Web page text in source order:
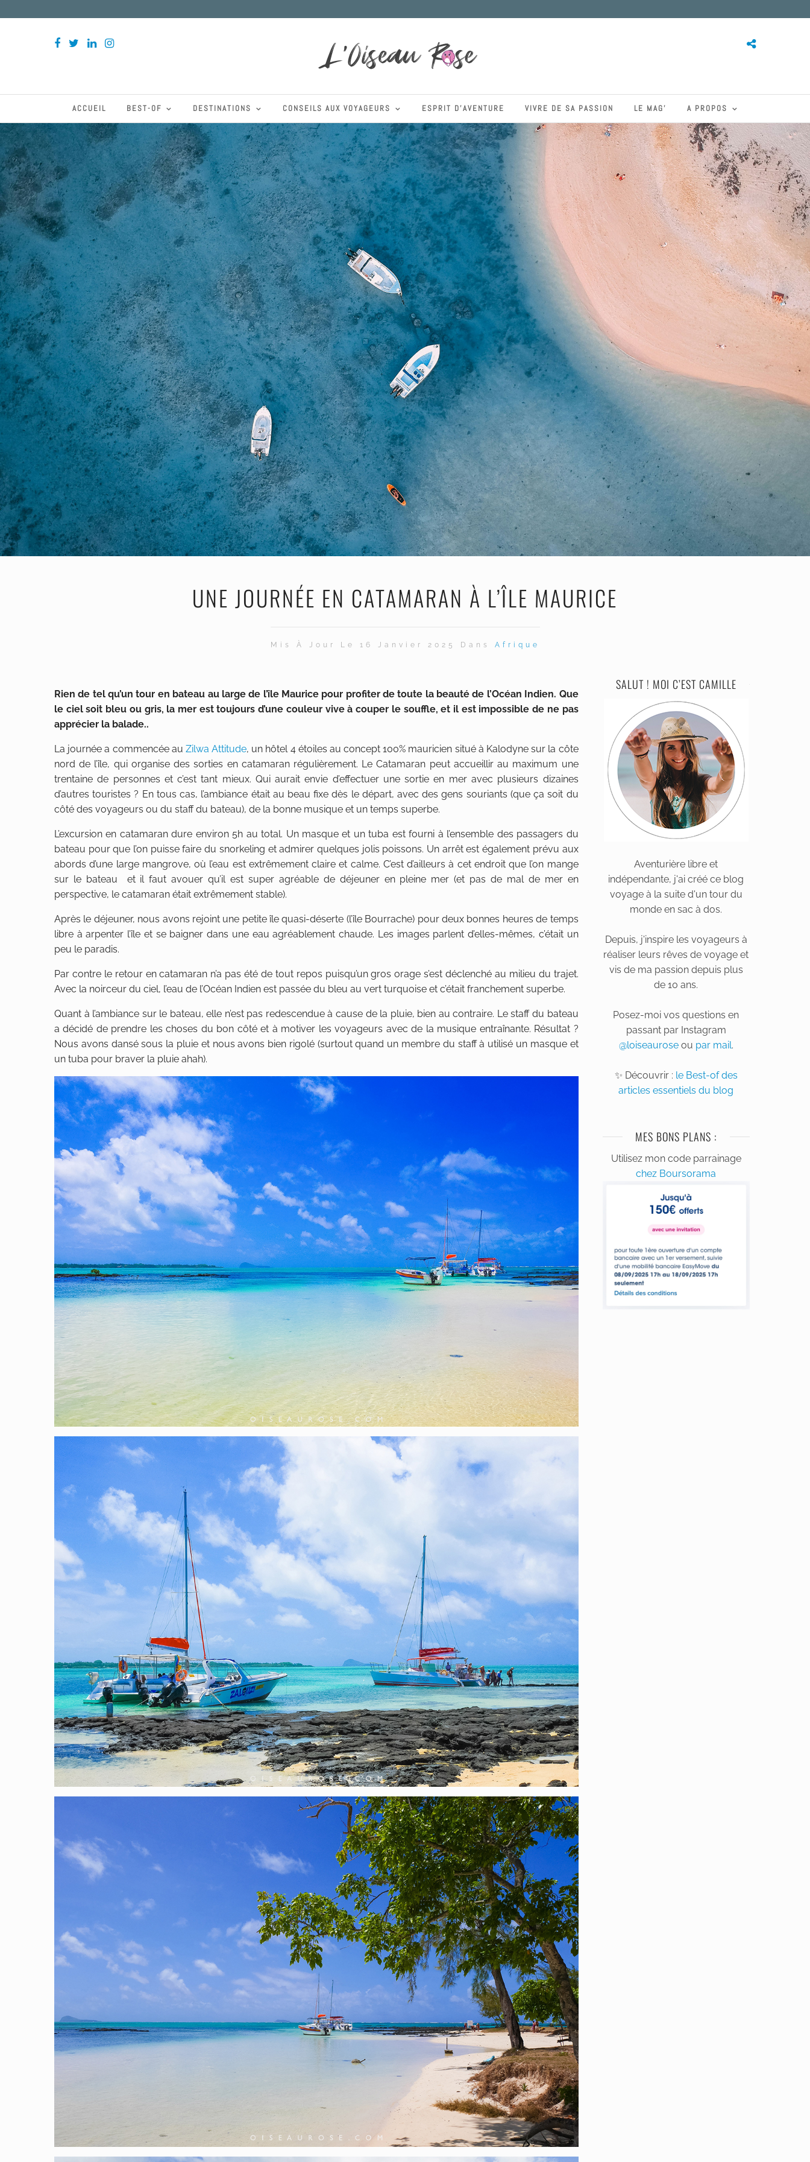
ACCUEIL BEST-OF DESTINATIONS CONSEILS AUX VOYAGEURS ESPRIT D’AVENTURE VIVRE DE SA PASSION LE MAG’ A PROPOS
UNE JOURNÉE EN CATAMARAN À L’ÎLE MAURICE
Mis À Jour Le 16 Janvier 2025 Dans Afrique
Rien de tel qu’un tour en bateau au large de l’île Maurice pour profiter de toute la beauté de l’Océan Indien. Que
le ciel soit bleu ou gris, la mer est toujours d’une couleur vive à couper le souffle, et il est impossible de ne pas
apprécier la balade..
La journée a commencée au Zilwa Attitude, un hôtel 4 étoiles au concept 100% mauricien situé à Kalodyne sur la côte
nord de l’île, qui organise des sorties en catamaran régulièrement. Le Catamaran peut accueillir au maximum une
trentaine de personnes et c’est tant mieux. Qui aurait envie d’effectuer une sortie en mer avec plusieurs dizaines
d’autres touristes ? En tous cas, l’ambiance était au beau fixe dès le départ, avec des gens souriants (que ça soit du
côté des voyageurs ou du staff du bateau), de la bonne musique et un temps superbe.
L’excursion en catamaran dure environ 5h au total. Un masque et un tuba est fourni à l’ensemble des passagers du
bateau pour que l’on puisse faire du snorkeling et admirer quelques jolis poissons. Un arrêt est également prévu aux
abords d’une large mangrove, où l’eau est extrêmement claire et calme. C’est d’ailleurs à cet endroit que l’on mange
sur le bateau et il faut avouer qu’il est super agréable de déjeuner en pleine mer (et pas de mal de mer en
perspective, le catamaran était extrêmement stable).
Après le déjeuner, nous avons rejoint une petite île quasi-déserte (l’île Bourrache) pour deux bonnes heures de temps
libre à arpenter l’île et se baigner dans une eau agréablement chaude. Les images parlent d’elles-mêmes, c’était un
peu le paradis.
Par contre le retour en catamaran n’a pas été de tout repos puisqu’un gros orage s’est déclenché au milieu du trajet.
Avec la noirceur du ciel, l’eau de l’Océan Indien est passée du bleu au vert turquoise et c’était franchement superbe.
Quant à l’ambiance sur le bateau, elle n’est pas redescendue à cause de la pluie, bien au contraire. Le staff du bateau
a décidé de prendre les choses du bon côté et à motiver les voyageurs avec de la musique entraînante. Résultat ?
Nous avons dansé sous la pluie et nous avons bien rigolé (surtout quand un membre du staff à utilisé un masque et
un tuba pour braver la pluie ahah).
SALUT ! MOI C’EST CAMILLE
Aventurière libre et
indépendante, j'ai créé ce blog
voyage à la suite d'un tour du
monde en sac à dos.
Depuis, j'inspire les voyageurs à
réaliser leurs rêves de voyage et
vis de ma passion depuis plus
de 10 ans.
Posez-moi vos questions en
passant par Instagram
@loiseauroseou par mail.
✨ Découvrir : le Best-of des
articles essentiels du blog
MES BONS PLANS :
Utilisez mon code parrainage
chez Boursorama